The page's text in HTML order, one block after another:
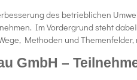
des betrieblichen
Im Vordergrund steht
Methoden und
GmbH –